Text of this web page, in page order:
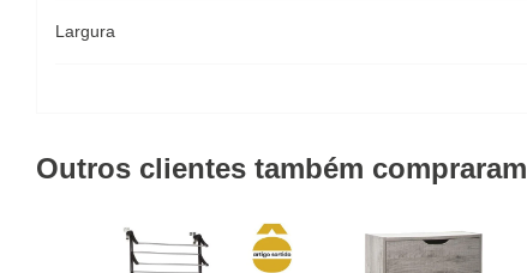
Largura
Outros clientes também compraram